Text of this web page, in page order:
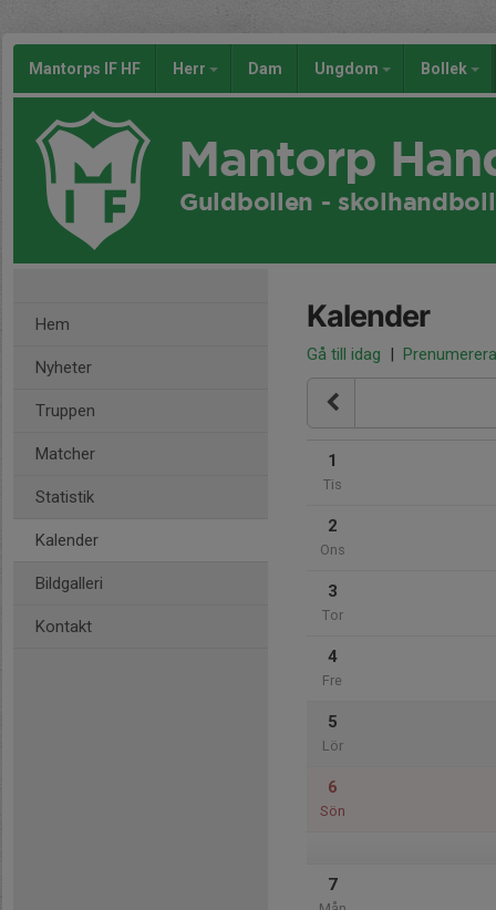
Mantorps IF HF Herr Dam Ungdom Bollek
Mantorp
Guldbollen - skolhandboll
Hem
Nyheter
Truppen
Matcher
Statistik
Kalender
Bildgalleri
Kontakt
Kalender
Gå till idag | Prenumerera
1
Tis
2
Ons
3
Tor
4
Fre
5
Lör
6
Sön
7